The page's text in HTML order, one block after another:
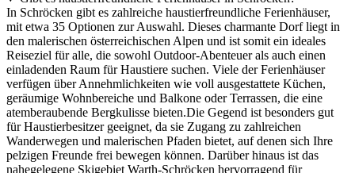
In Schröcken gibt es zahlreiche haustierfreundliche Ferienhäuser,
mit etwa 35 Optionen zur Auswahl. Dieses charmante Dorf liegt in
den malerischen österreichischen Alpen und ist somit ein ideales
Reiseziel für alle, die sowohl Outdoor-Abenteuer als auch einen
einladenden Raum für Haustiere suchen. Viele der Ferienhäuser
verfügen über Annehmlichkeiten wie voll ausgestattete Küchen,
geräumige Wohnbereiche und Balkone oder Terrassen, die eine
atemberaubende Bergkulisse bieten.Die Gegend ist besonders gut
für Haustierbesitzer geeignet, da sie Zugang zu zahlreichen
Wanderwegen und malerischen Pfaden bietet, auf denen sich Ihre
pelzigen Freunde frei bewegen können. Darüber hinaus ist das
nahegelegene Skigebiet Warth-Schröcken hervorragend für